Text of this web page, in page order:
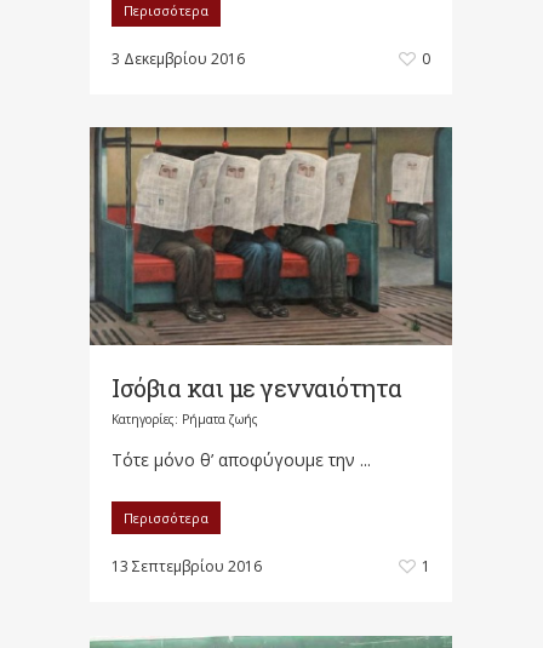
Περισσότερα
3 Δεκεμβρίου 2016 0
Ισόβια και με γενναιότητα
Κατηγορίες: Ρήματα ζωής
Τότε μόνο θ’ αποφύγουμε την ...
Περισσότερα
13 Σεπτεμβρίου 2016 1